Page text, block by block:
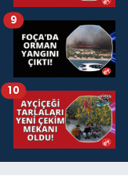
9
10